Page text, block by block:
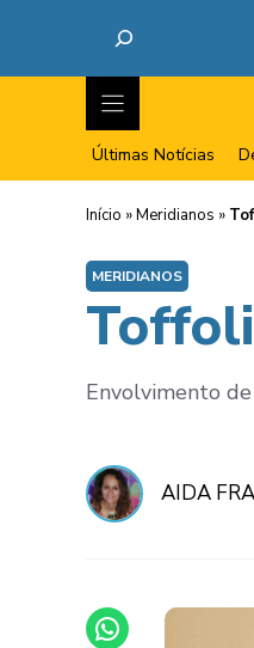
Últimas Notícias
Início »Meridianos »
MERIDIANOS
Envolvimento
AIDA
Share on WhatsApp